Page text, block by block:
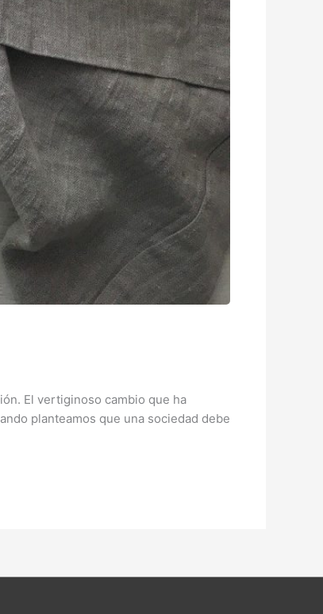
El vertiginoso cambio que ha
planteamos que una sociedad debe